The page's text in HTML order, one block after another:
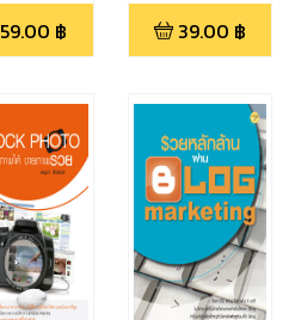
59.00 ฿
Klinkenberg
39.00 ฿